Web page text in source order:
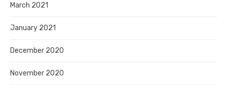
March 2021
January 2021
December 2020
November 2020